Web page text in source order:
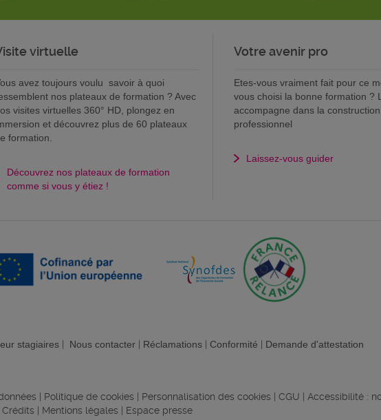
virtuelle
avez toujours voulu savoir à quoi
nos plateaux de formation ? Avec
visites virtuelles 360° HD, plongez en
et découvrez plus de 60 plateaux
formation.
Découvrez nos plateaux de formation
comme si vous y étiez !
Votre avenir pro
Etes-vous vraiment fait pour ce
vous choisi la bonne formation ?
accompagne dans la
professionnel
Laissez-vous guider
stagiaires Nous contacter Réclamations Conformité Demande d'attestation
Politique de cookies Personnalisation des cookies CGU Accessibilité :
Crédits
Mentions légales Espace presse